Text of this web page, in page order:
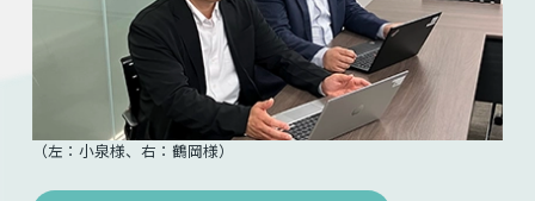
（左：小泉様、右：鶴岡様）